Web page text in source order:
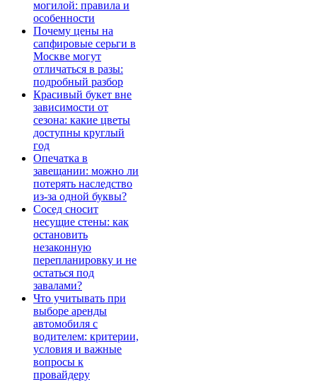
могилой: правила и
особенности
Почему цены на
сапфировые серьги в
Москве могут
отличаться в разы:
подробный разбор
Красивый букет вне
зависимости от
сезона: какие цветы
доступны круглый
год
Опечатка в
завещании: можно ли
потерять наследство
из-за одной буквы?
Сосед сносит
несущие стены: как
остановить
незаконную
перепланировку и не
остаться под
завалами?
Что учитывать при
выборе аренды
автомобиля с
водителем: критерии,
условия и важные
вопросы к
провайдеру